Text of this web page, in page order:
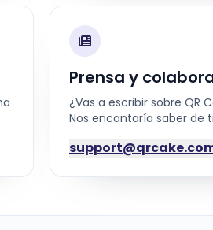
Prensa y
¿Vas a escribir sobre QR
Nos encantaría saber de